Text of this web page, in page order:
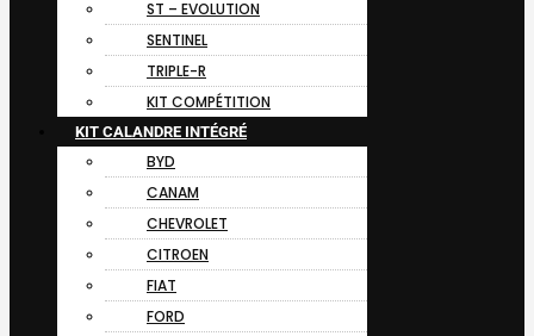
ST – EVOLUTION
SENTINEL
TRIPLE-R
KIT COMPÉTITION
KIT CALANDRE INTÉGRÉ
BYD
CANAM
CHEVROLET
CITROEN
FIAT
FORD